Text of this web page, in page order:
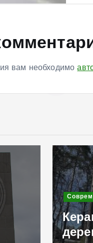
вам необходимо
для